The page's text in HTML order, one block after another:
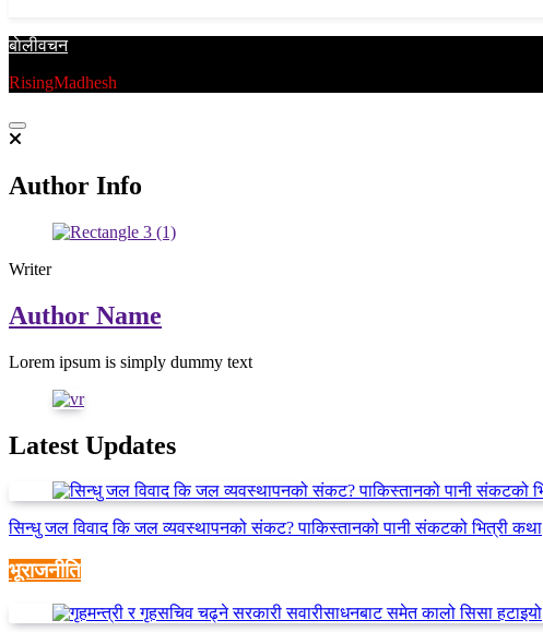
बाेलीवचन
RisingMadhesh
Author Info
Writer
Author Name
Lorem ipsum is simply dummy text
Latest Updates
सिन्धु जल विवाद कि जल व्यवस्थापनको संकट? पाकिस्तानको पानी संकटको भित्री कथा
भूराजनीति